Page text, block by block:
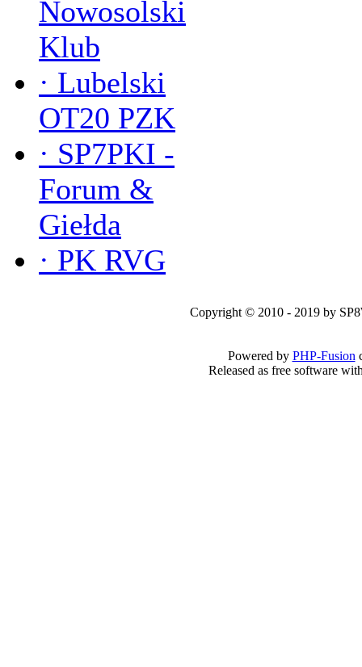
Nowosolski
Klub
· Lubelski
OT20 PZK
· SP7PKI -
Forum &
Giełda
· PK RVG
Copyright © 2010 - 2019 by
Powered by PHP-Fusion
Released as free software